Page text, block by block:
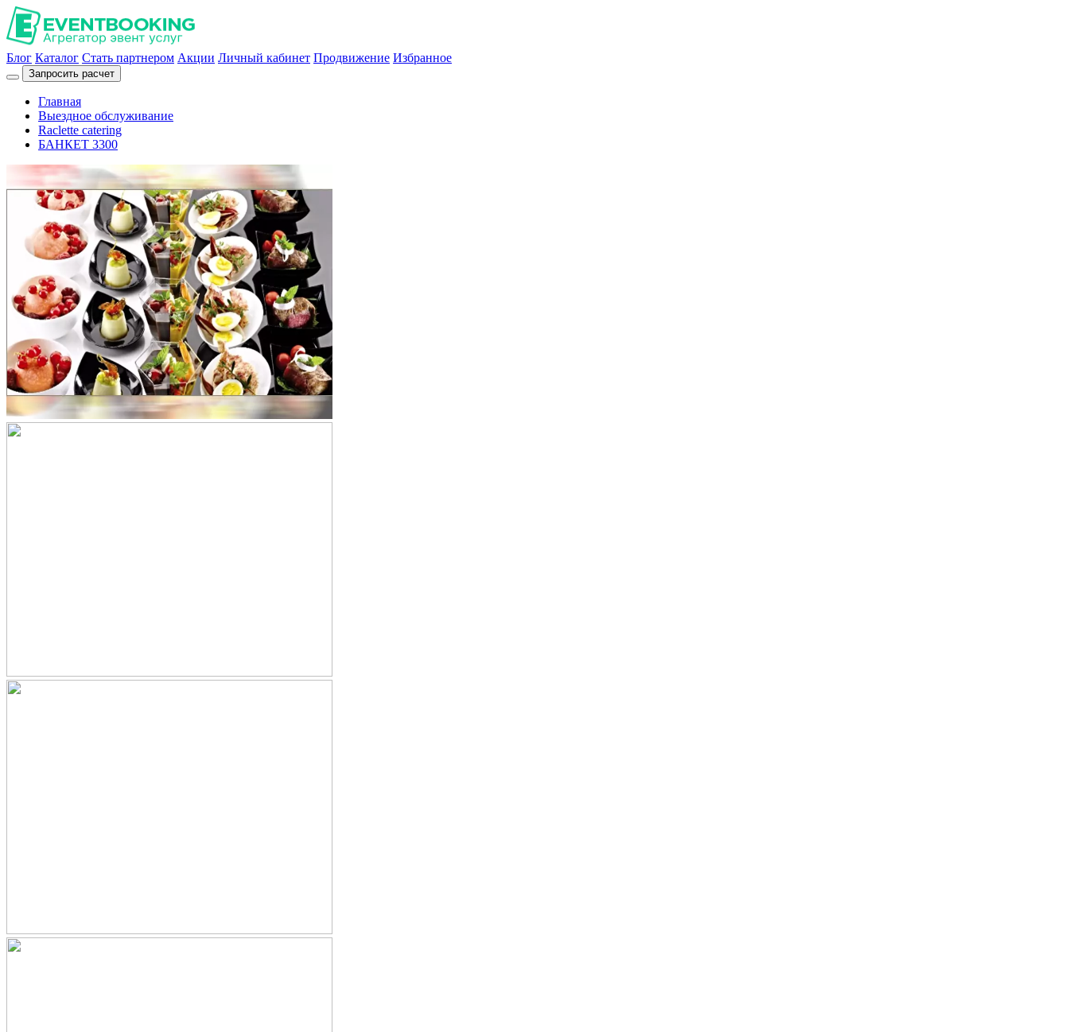
Блог Каталог Стать партнером Акции Личный кабинет Продвижение Избранное
Запросить расчет
Главная
Выездное обслуживание
Raclette catering
БАНКЕТ 3300